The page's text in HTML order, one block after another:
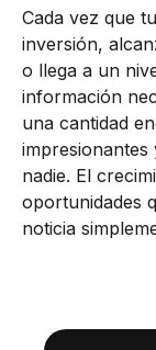
Cada vez que
inversión,
o llega a un
información
una cantidad
nadie. El
oportunidades
noticia